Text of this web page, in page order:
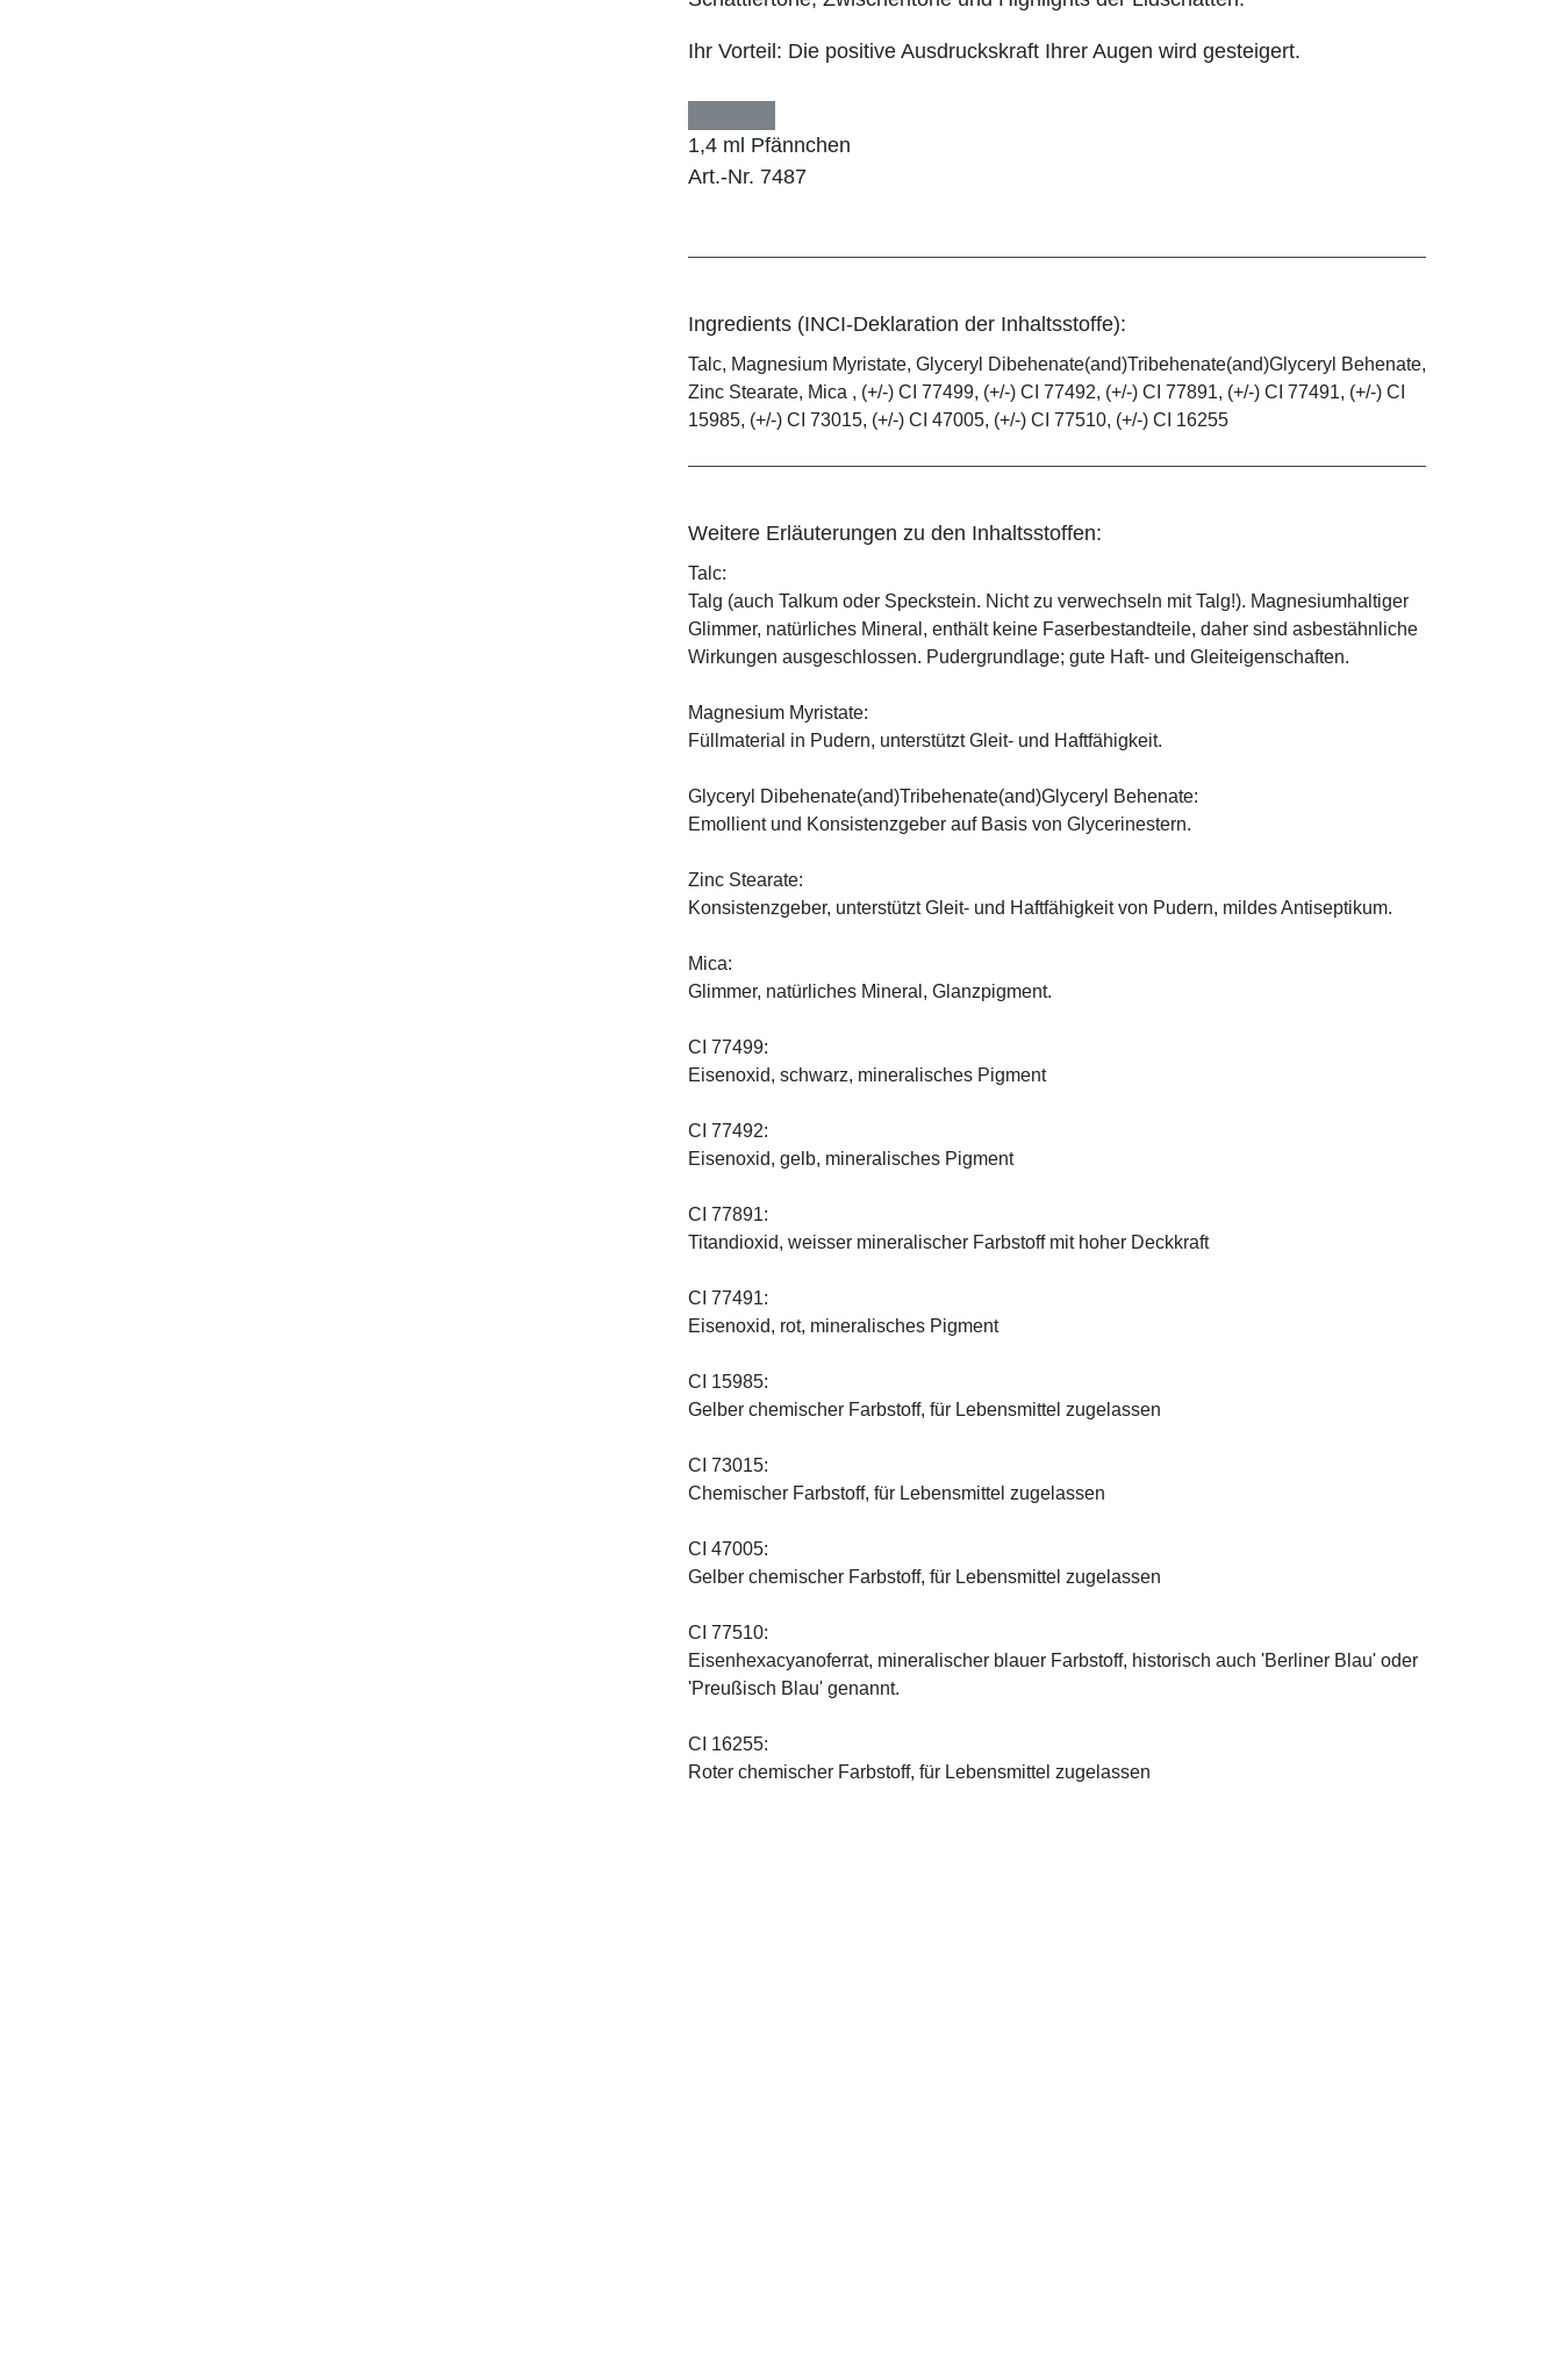
Ihr Vorteil: Die positive Ausdruckskraft Ihrer Augen wird gesteigert.
1,4 ml Pfännchen
Art.-Nr. 7487
Ingredients (INCI-Deklaration der Inhaltsstoffe):
Talc, Magnesium Myristate, Glyceryl Dibehenate(and)Tribehenate(and)Glyceryl Behenate,
Zinc Stearate, Mica , (+/-) CI 77499, (+/-) CI 77492, (+/-) CI 77891, (+/-) CI 77491, (+/-) CI
15985, (+/-) CI 73015, (+/-) CI 47005, (+/-) CI 77510, (+/-) CI 16255
Weitere Erläuterungen zu den Inhaltsstoffen:
Talc:
Talg (auch Talkum oder Speckstein. Nicht zu verwechseln mit Talg!). Magnesiumhaltiger
Glimmer, natürliches Mineral, enthält keine Faserbestandteile, daher sind asbestähnliche
Wirkungen ausgeschlossen. Pudergrundlage; gute Haft- und Gleiteigenschaften.
Magnesium Myristate:
Füllmaterial in Pudern, unterstützt Gleit- und Haftfähigkeit.
Glyceryl Dibehenate(and)Tribehenate(and)Glyceryl Behenate:
Emollient und Konsistenzgeber auf Basis von Glycerinestern.
Zinc Stearate:
Konsistenzgeber, unterstützt Gleit- und Haftfähigkeit von Pudern, mildes Antiseptikum.
Mica:
Glimmer, natürliches Mineral, Glanzpigment.
CI 77499:
Eisenoxid, schwarz, mineralisches Pigment
CI 77492:
Eisenoxid, gelb, mineralisches Pigment
CI 77891:
Titandioxid, weisser mineralischer Farbstoff mit hoher Deckkraft
CI 77491:
Eisenoxid, rot, mineralisches Pigment
CI 15985:
Gelber chemischer Farbstoff, für Lebensmittel zugelassen
CI 73015:
Chemischer Farbstoff, für Lebensmittel zugelassen
CI 47005:
Gelber chemischer Farbstoff, für Lebensmittel zugelassen
CI 77510:
Eisenhexacyanoferrat, mineralischer blauer Farbstoff, historisch auch 'Berliner Blau' oder
'Preußisch Blau' genannt.
CI 16255:
Roter chemischer Farbstoff, für Lebensmittel zugelassen